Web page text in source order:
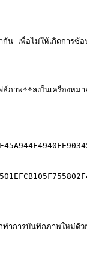
เพื่อไม่ให้เกิดการซ้อ
พ**ลงในเครื่องหม
ารบันทึกภาพใหม่ด้ว